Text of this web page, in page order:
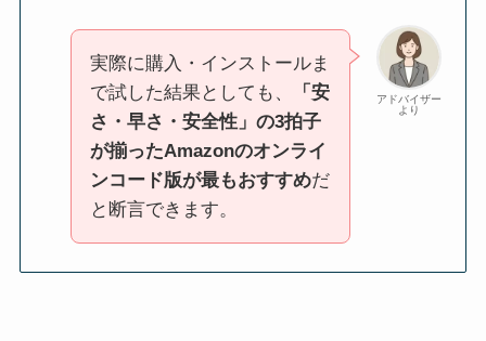
アドバイザー
より
実際に購入・インストールま
で試した結果としても、
「安
さ・早さ・安全性」の3拍子
が揃ったAmazonのオンライ
ンコード版が最もおすすめだ
と断言できます。